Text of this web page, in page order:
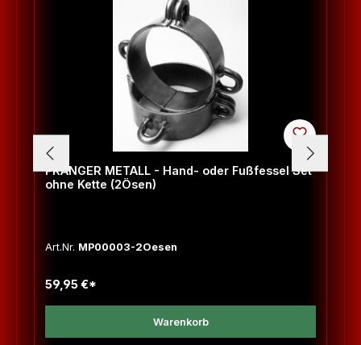
PRANGER METALL - Hand- oder Fußfessel Set
ohne Kette (2Ösen)
Art.Nr. MP00003-2Oesen
59,95 €*
Warenkorb